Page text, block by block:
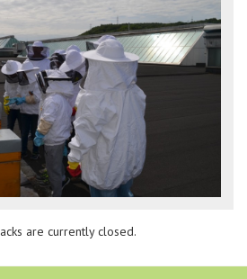
are currently closed.